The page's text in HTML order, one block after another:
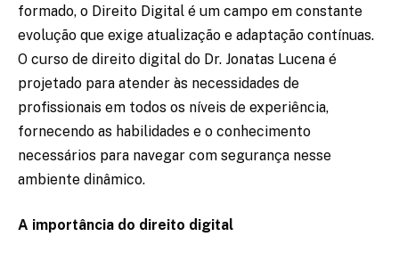
formado, o Direito Digital é um campo em constante
evolução que exige atualização e adaptação contínuas.
O curso de direito digital do Dr. Jonatas Lucena é
projetado para atender às necessidades de
profissionais em todos os níveis de experiência,
fornecendo as habilidades e o conhecimento
necessários para navegar com segurança nesse
ambiente dinâmico.
A importância do direito digital